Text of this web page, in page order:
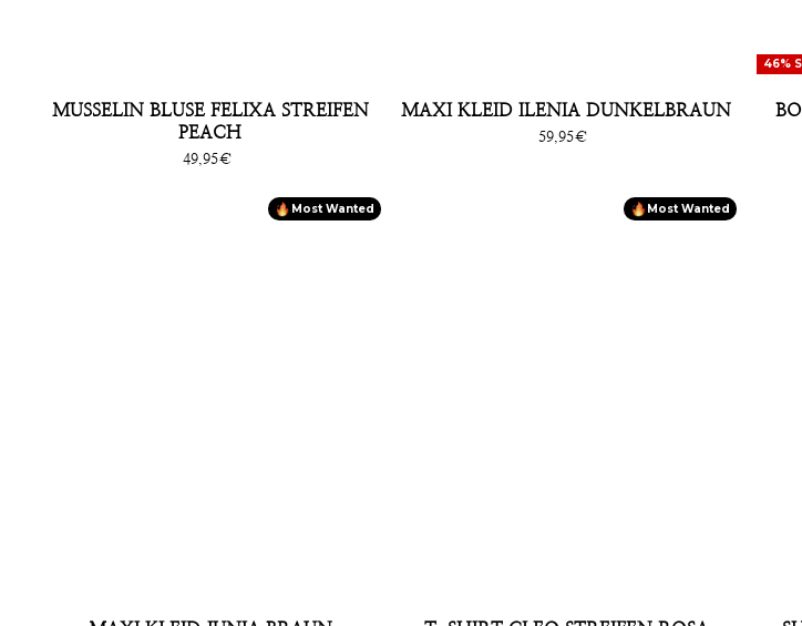
MUSSELIN BLUSE FELIXA STREIFEN
PEACH
Sonderpreis
49,95€
MAXI KLEID ILENIA DUNKELBRAUN
Sonderpreis
59,95€
46%
Most Wanted Most Wanted